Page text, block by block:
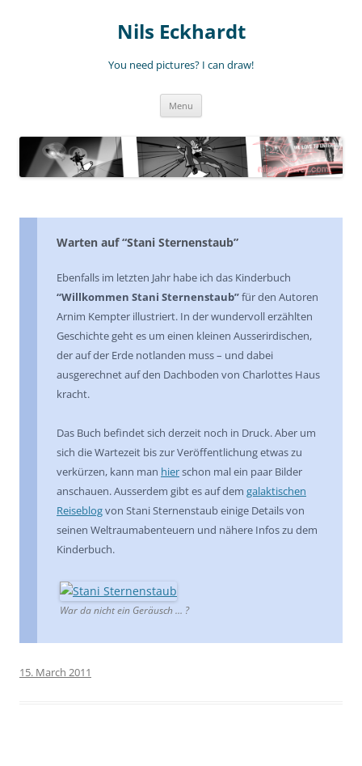
Nils Eckhardt
You need pictures? I can draw!
Menu
Warten auf “Stani Sternenstaub”
Ebenfalls im letzten Jahr habe ich das Kinderbuch
“Willkommen Stani Sternenstaub”für den Autoren
Arnim Kempter illustriert. In der wundervoll erzählten
Geschichte geht es um einen kleinen Ausserirdischen,
der auf der Erde notlanden muss – und dabei
ausgerechnet auf den Dachboden von Charlottes Haus
kracht.
Das Buch befindet sich derzeit noch in Druck. Aber um
sich die Wartezeit bis zur Veröffentlichung etwas zu
verkürzen, kann man hierschon mal ein paar Bilder
anschauen. Ausserdem gibt es auf dem galaktischen
Reiseblogvon Stani Sternenstaub einige Details von
seinen Weltraumabenteuern und nähere Infos zu dem
Kinderbuch.
War da nicht ein Geräusch … ?
15. March 2011